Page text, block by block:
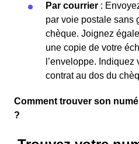
Par courrier :
par voie postale sans
chèque. Joignez
une copie de votre
l’enveloppe. Indiquez
contrat au dos du
Comment trouver son
?